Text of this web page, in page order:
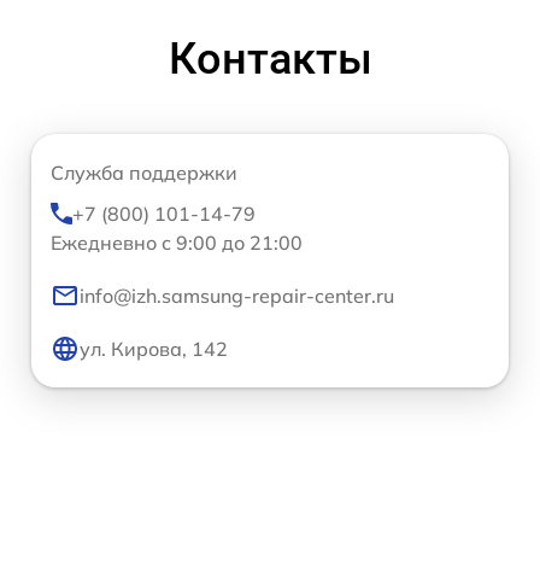
Контакты
Служба поддержки
+7 (800) 101-14-79
Ежедневно с 9:00 до 21:00
info@izh.samsung-repair-center.ru
ул. Кирова, 142